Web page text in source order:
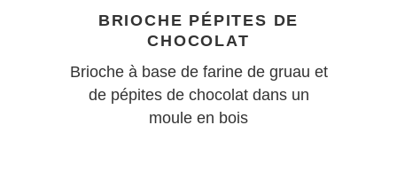
BRIOCHE PÉPITES DE
CHOCOLAT
Brioche à base de farine de gruau et
de pépites de chocolat dans un
moule en bois